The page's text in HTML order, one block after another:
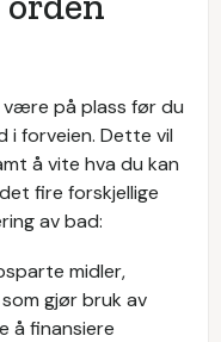
være på plass før du
i forveien. Dette vil
å vite hva du kan
fire forskjellige
av bad:
midler,
gjør bruk av
å finansiere